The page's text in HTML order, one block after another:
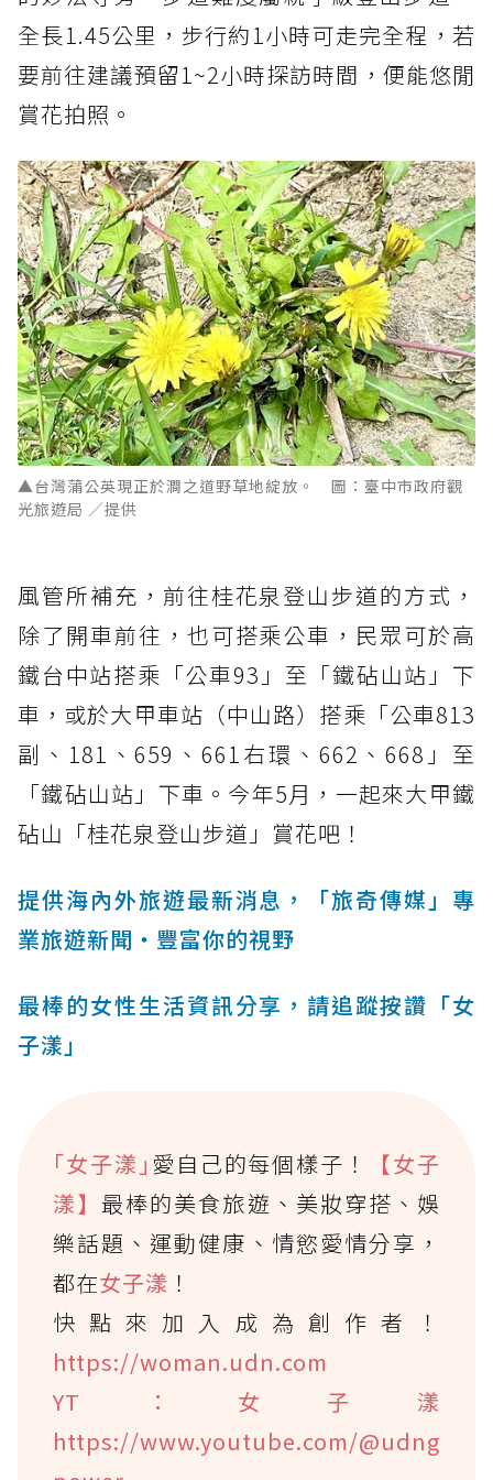
全長1.45公里，步行約1小時可走完全程，若
要前往建議預留1~2小時探訪時間，便能悠閒
賞花拍照。
▲台灣蒲公英現正於澗之道野草地綻放。 圖：臺中市政府觀
光旅遊局 ／提供
風管所補充，前往桂花泉登山步道的方式，
除了開車前往，也可搭乘公車，民眾可於高
鐵台中站搭乘「公車93」至「鐵砧山站」下
車，或於大甲車站（中山路）搭乘「公車813
副、181、659、661右環、662、668」至
「鐵砧山站」下車。今年5月，一起來大甲鐵
砧山「桂花泉登山步道」賞花吧！
提供海內外旅遊最新消息，「旅奇傳媒」專
業旅遊新聞‧豐富你的視野
最棒的女性生活資訊分享，請追蹤按讚「女
子漾」
｢女子漾｣ 愛自己的每個樣子！
【女子
漾】最棒的美食旅遊、美妝穿搭、娛
樂話題、運動健康、情慾愛情分享，
都在女子漾 ！
快點來加入成為創作者！
https://woman.udn.com
YT：女子漾
https://www.youtube.com/@udng